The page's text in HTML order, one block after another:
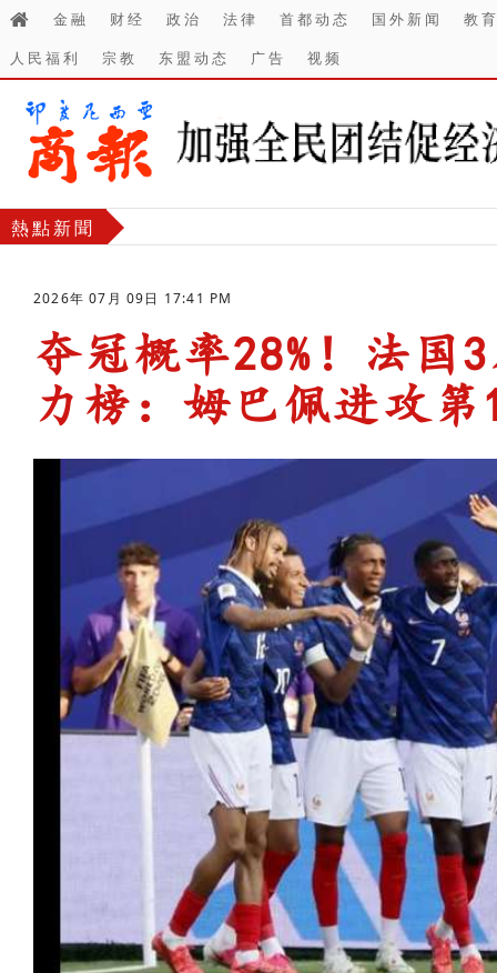
金融 财经 政治 法律 首都动态 国外新闻
教
人民福利
宗教 东盟动态 广告 视频
熱點新聞
2026年 07月 09日 17:41 PM
夺冠概率28%！法国
力榜：姆巴佩进攻